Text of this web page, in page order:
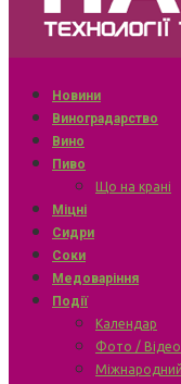
Новини
Виноградарство
Вино
Пиво
Що на крані
Міцні
Сидри
Соки
Медоваріння
Події
Календар
Фото / Відео
Міжнародний